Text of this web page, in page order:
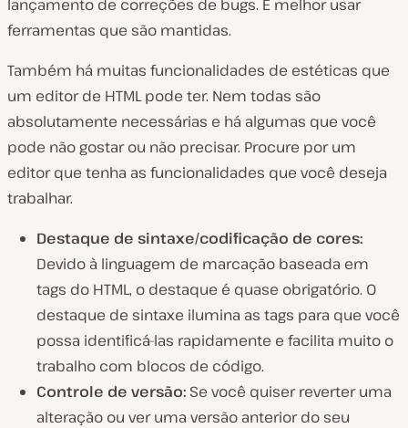
lançamento de correções de bugs. É melhor usar
ferramentas que são mantidas.
Também há muitas funcionalidades de estéticas que
um editor de HTML pode ter. Nem todas são
absolutamente necessárias e há algumas que você
pode não gostar ou não precisar. Procure por um
editor que tenha as funcionalidades que você deseja
trabalhar.
Destaque de sintaxe/codificação de cores:
Devido à linguagem de marcação baseada em
tags do HTML, o destaque é quase obrigatório. O
destaque de sintaxe ilumina as tags para que você
possa identificá-las rapidamente e facilita muito o
trabalho com blocos de código.
Controle de versão: Se você quiser reverter uma
alteração ou ver uma versão anterior do seu